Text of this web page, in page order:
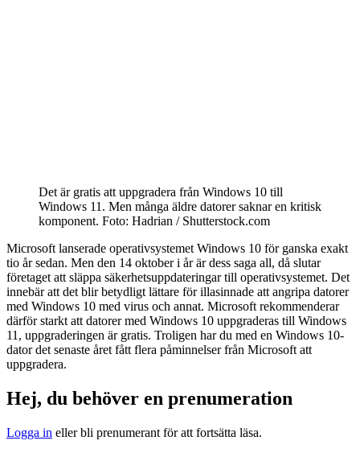
Det är gratis att uppgradera från Windows 10 till
Windows 11. Men många äldre datorer saknar en kritisk
komponent. Foto: Hadrian / Shutterstock.com
Microsoft lanserade operativsystemet Windows 10 för ganska exakt
tio år sedan. Men den 14 oktober i år är dess saga all, då slutar
företaget att släppa säkerhetsuppdateringar till operativsystemet. Det
innebär att det blir betydligt lättare för illasinnade att angripa datorer
med Windows 10 med virus och annat. Microsoft rekommenderar
därför starkt att datorer med Windows 10 uppgraderas till Windows
11, uppgraderingen är gratis. Troligen har du med en Windows 10-
dator det senaste året fått flera påminnelser från Microsoft att
uppgradera.
Hej, du behöver en prenumeration
Logga in eller bli prenumerant för att fortsätta läsa.